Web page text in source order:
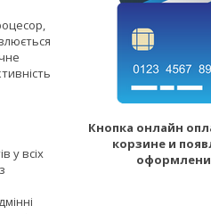
у всіх
Кнопка онлайн
корзине и